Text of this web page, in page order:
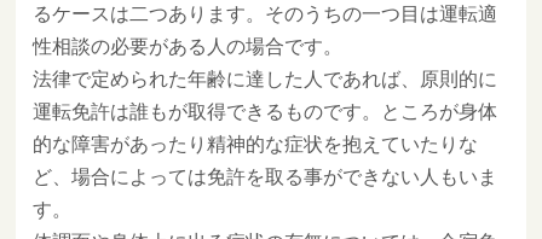
るケースは二つあります。そのうちの一つ目は運転適
性相談の必要がある人の場合です。
法律で定められた年齢に達した人であれば、原則的に
運転免許は誰もが取得できるものです。ところが身体
的な障害があったり精神的な症状を抱えていたりな
ど、場合によっては免許を取る事ができない人もいま
す。